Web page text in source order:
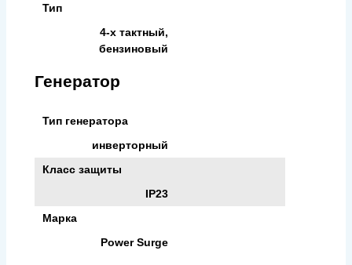
Тип
4-х тактный,
бензиновый
Генератор
Тип генератора
инверторный
Класс защиты
IP23
Марка
Power Surge